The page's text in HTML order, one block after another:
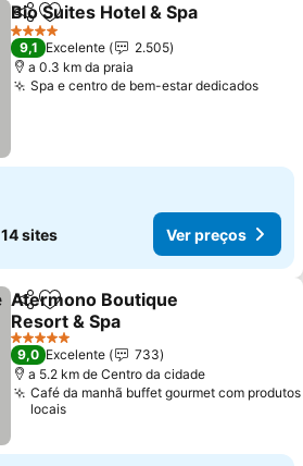
PartilharAdicionar aos favoritos
Bio Suites Hotel & Spa
4 Estrelas
9,1 Excelente
2.505
a 0.3 km da praia
Spa e centro de bem-estar dedicadosVer
14 sites Ver preços
PartilharAdicionar aos favoritos
Atermono Boutique
Resort & Spa
Ver preços
5 Estrelas
9,0 Excelente
733
a 5.2 km de Centro da cidade
Café da manhã buffet gourmet com produtos
locais